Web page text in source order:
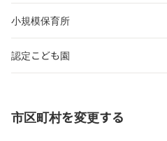
小規模保育所
認定こども園
市区町村を変更する